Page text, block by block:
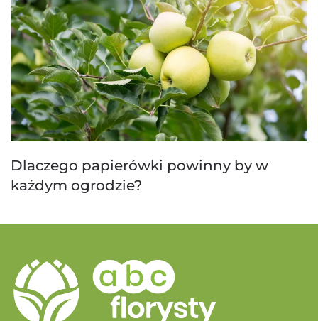
Dlaczego papierówki powinny by w
każdym ogrodzie?